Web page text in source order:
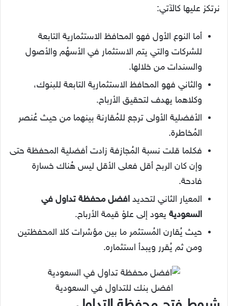
نرتكز عليها كالآتي:
أما النوع الأول فهو المحافظ الاستثمارية التابعة
للشركات والتي يتم الاستثمار في الأسهُم والأصول
والسندات من خلالها.
والثاني فهو المحافظ الاستثمارية التابعة للبنوك،
وكلاهما يهدف لتحقيق الأرباح.
الأفضلية الأولى ترجع للمُقارنة بينهما من حيث عُنصر
المُخاطرة.
فكلما قلت نسبة المُجازفة زادت أفضلية المحفظة حتى
وإن كان الربح أقل فعلى الأقل ليس هُناك خسارة
فادحة.
المعيار الثاني لتحديد افضل محفظة تداول في
السعودية يعود إلى علوْ قيمة الأرباح.
حيث يُقارن المُستثمر ما بين مؤشرات كلا المحفظتين
ومن ثم يُقرر ويبدأ استثماره.
افضل بنك للتداول في السعودية